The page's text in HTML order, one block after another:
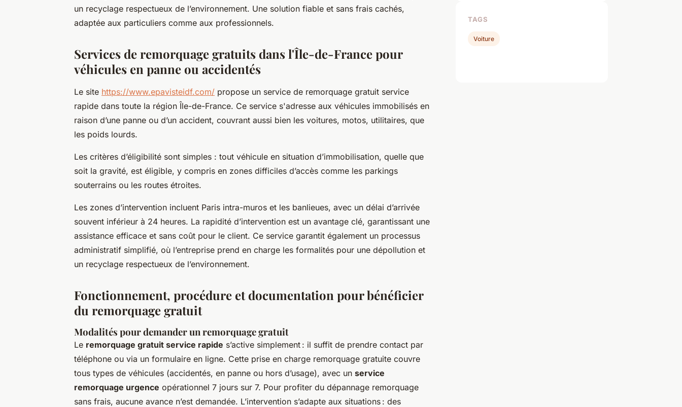
un recyclage respectueux de l’environnement. Une solution fiable et sans frais cachés,
adaptée aux particuliers comme aux professionnels.
Services de remorquage gratuits dans l'Île-de-France pour
véhicules en panne ou accidentés
Le site https://www.epavisteidf.com/ propose un service de remorquage gratuit service
rapide dans toute la région Île-de-France. Ce service s'adresse aux véhicules immobilisés en
raison d’une panne ou d’un accident, couvrant aussi bien les voitures, motos, utilitaires, que
les poids lourds.
Les critères d’éligibilité sont simples : tout véhicule en situation d’immobilisation, quelle que
soit la gravité, est éligible, y compris en zones difficiles d’accès comme les parkings
souterrains ou les routes étroites.
Les zones d’intervention incluent Paris intra-muros et les banlieues, avec un délai d’arrivée
souvent inférieur à 24 heures. La rapidité d’intervention est un avantage clé, garantissant une
assistance efficace et sans coût pour le client. Ce service garantit également un processus
administratif simplifié, où l’entreprise prend en charge les formalités pour une dépollution et
un recyclage respectueux de l’environnement.
Fonctionnement, procédure et documentation pour bénéficier
du remorquage gratuit
Modalités pour demander un remorquage gratuit
Le remorquage gratuit service rapide s’active simplement : il suffit de prendre contact par
téléphone ou via un formulaire en ligne. Cette prise en charge remorquage gratuite couvre
tous types de véhicules (accidentés, en panne ou hors d’usage), avec un service
remorquage urgence opérationnel 7 jours sur 7. Pour profiter du dépannage remorquage
sans frais, aucune avance n’est demandée. L’intervention s’adapte aux situations : des
TAGS
Voiture